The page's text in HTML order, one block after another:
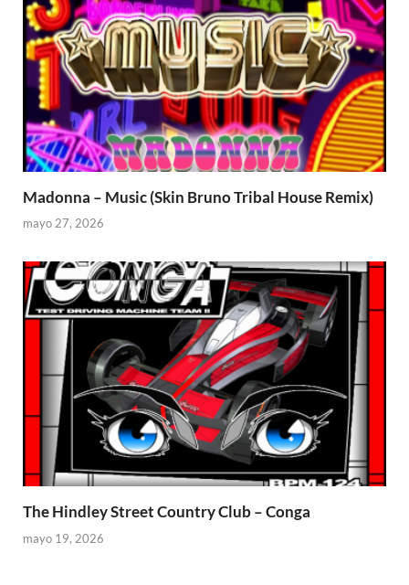
Madonna – Music (Skin Bruno Tribal House Remix)
mayo 27, 2026
The Hindley Street Country Club – Conga
mayo 19, 2026